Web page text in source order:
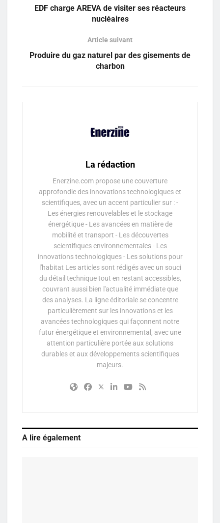
EDF charge AREVA de visiter ses réacteurs
nucléaires
Article suivant
Produire du gaz naturel par des gisements de
charbon
La rédaction
Enerzine.com propose une couverture
approfondie des innovations technologiques et
scientifiques, avec un accent particulier sur : -
Les énergies renouvelables et le stockage
énergétique - Les avancées en matière de
mobilité et transport - Les découvertes
scientifiques environnementales - Les
innovations technologiques - Les solutions pour
l'habitat Les articles sont rédigés avec un souci
du détail technique tout en restant accessibles,
couvrant aussi bien l'actualité immédiate que
des analyses. La ligne éditoriale se concentre
particulièrement sur les innovations et les
avancées technologiques qui façonnent notre
futur énergétique et environnemental, avec une
attention particulière portée aux solutions
durables et aux développements scientifiques
majeurs.
A lire également